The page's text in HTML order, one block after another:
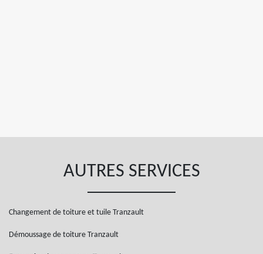
AUTRES SERVICES
Changement de toiture et tuile Tranzault
Démoussage de toiture Tranzault